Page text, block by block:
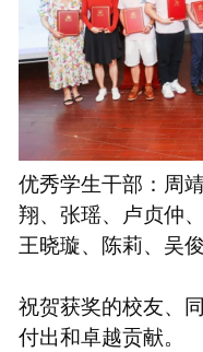
优秀学生干部：周
翔、张瑶、卢贞仲
王晓璇、陈莉、吴
祝贺获奖的校友、
付出和卓越贡献。